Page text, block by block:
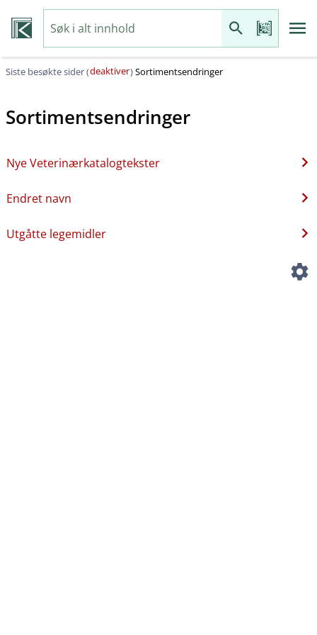
Siste besøkte sider (deaktiver)Sortimentsendringer
Sortimentsendringer
Nye Veterinærkatalogtekster
Endret navn
Utgåtte legemidler